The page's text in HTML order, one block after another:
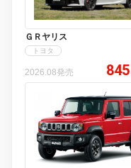
ＧＲヤリス
トヨタ
2026.08発売 845